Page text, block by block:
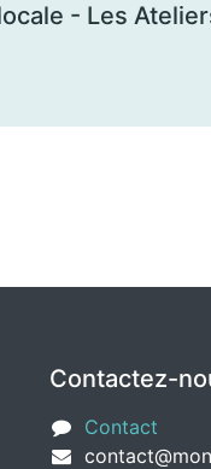
Contactez-
Contact